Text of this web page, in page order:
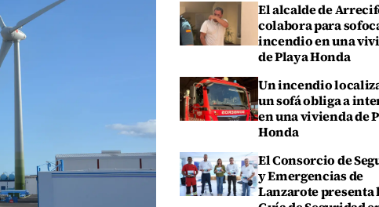
El alcalde de
colabora para
incendio en una
de Playa Honda
Un incendio
un sofá obliga a
en una vivienda de
Honda
El Consorcio de
y Emergencias de
Lanzarote presenta